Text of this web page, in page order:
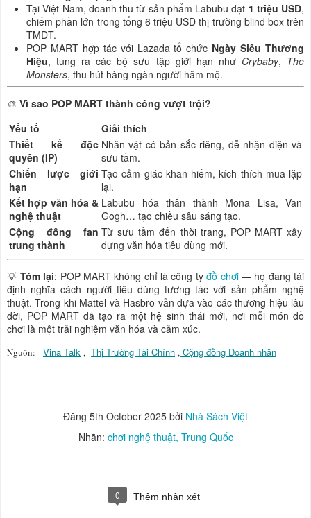
Tại Việt Nam, doanh thu từ sản phẩm Labubu đạt 1 triệu USD,
chiếm phần lớn trong tổng 6 triệu USD thị trường blind box trên
TMĐT.
POP MART hợp tác với Lazada tổ chức Ngày Siêu Thương
Hiệu, tung ra các bộ sưu tập giới hạn như Crybaby, The
Monsters, thu hút hàng ngàn người hâm mộ.
🎨 Vì sao POP MART thành công vượt trội?
Yếu tố
Giải thích
Thiết kế độc
quyền (IP)
Nhân vật có bản sắc riêng, dễ nhận diện và
sưu tầm.
Chiến lược giới
hạn
Tạo cảm giác khan hiếm, kích thích mua lặp
lại.
Kết hợp văn hóa &
nghệ thuật
Labubu hóa thân thành Mona Lisa, Van
Gogh… tạo chiều sâu sáng tạo.
Cộng đồng fan
trung thành
Từ sưu tầm đến thời trang, POP MART xây
dựng văn hóa tiêu dùng mới.
💡 Tóm lại: POP MART không chỉ là công tyđồ chơi— họ đang tái
định nghĩa cách người tiêu dùng tương tác với sản phẩm nghệ
thuật. Trong khi Mattel và Hasbro vẫn dựa vào các thương hiệu lâu
đời, POP MART đã tạo ra một hệ sinh thái mới, nơi mỗi món đồ
chơi là một trải nghiệm văn hóa và cảm xúc.
Nguồn: Vina Talk , Thị Trường Tài Chính , Cộng đồng Doanh nhân
Đăng 5th October 2025 bởi Nhà Sách Việt
Nhãn: chơi nghệ thuật Trung Quốc
0 Thêm nhận xét